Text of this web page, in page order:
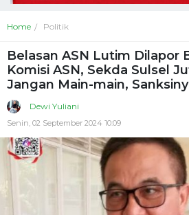
Home Politik
Belasan ASN Lutim Dilapor
Komisi ASN, Sekda Sulsel
Jangan Main-main,
Dewi Yuliani
Senin, 02 September 2024 10:09